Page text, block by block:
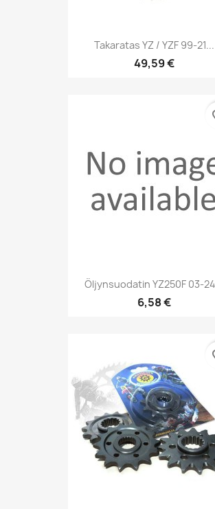
Takaratas YZ / YZF 99-21...
49,59 €
Öljynsuodatin YZ250F 03-
6,58 €